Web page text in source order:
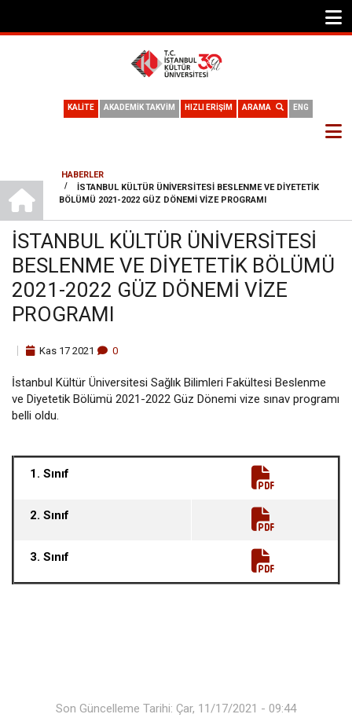
ENG
ARAMA
HIZLI ERİŞİM
AKADEMİK TAKVİM
KALİTE
SAYFA
YOLU
HABERLER
/
İSTANBUL KÜLTÜR ÜNIVERSITESI BESLENME VE DIYETETIK
BÖLÜMÜ 2021-2022 GÜZ DÖNEMI VIZE PROGRAMI
İSTANBUL KÜLTÜR ÜNIVERSITESI
BESLENME VE DIYETETIK BÖLÜMÜ
2021-2022 GÜZ DÖNEMI VIZE
PROGRAMI
Kas 17 2021 0
İstanbul Kültür Üniversitesi Sağlık Bilimleri Fakültesi Beslenme
ve Diyetetik Bölümü 2021-2022 Güz Dönemi vize sınav programı
belli oldu.
1. Sınıf
2. Sınıf
3. Sınıf
Son Güncelleme Tarihi: Çar, 11/17/2021 - 09:44